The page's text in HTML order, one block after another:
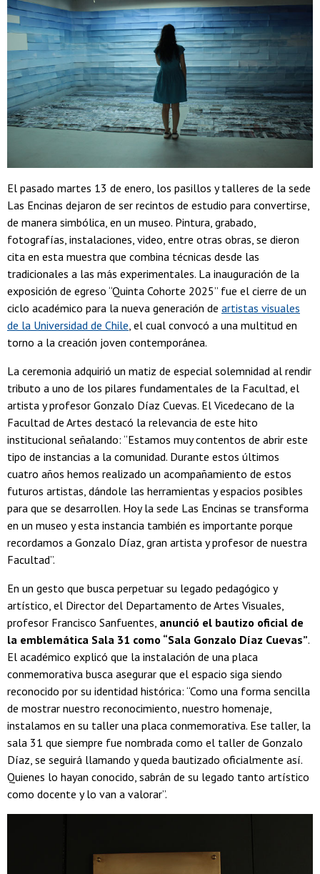
El pasado martes 13 de enero, los pasillos y talleres de la sede
Las Encinas dejaron de ser recintos de estudio para convertirse,
de manera simbólica, en un museo. Pintura, grabado,
fotografías, instalaciones, video, entre otras obras, se dieron
cita en esta muestra que combina técnicas desde las
tradicionales a las más experimentales. La inauguración de la
exposición de egreso “Quinta Cohorte 2025” fue el cierre de un
ciclo académico para la nueva generación de artistas visuales
de la Universidad de Chile, el cual convocó a una multitud en
torno a la creación joven contemporánea.
La ceremonia adquirió un matiz de especial solemnidad al rendir
tributo a uno de los pilares fundamentales de la Facultad, el
artista y profesor Gonzalo Díaz Cuevas. El Vicedecano de la
Facultad de Artes destacó la relevancia de este hito
institucional señalando: “Estamos muy contentos de abrir este
tipo de instancias a la comunidad. Durante estos últimos
cuatro años hemos realizado un acompañamiento de estos
futuros artistas, dándole las herramientas y espacios posibles
para que se desarrollen. Hoy la sede Las Encinas se transforma
en un museo y esta instancia también es importante porque
recordamos a Gonzalo Díaz, gran artista y profesor de nuestra
Facultad”.
En un gesto que busca perpetuar su legado pedagógico y
artístico, el Director del Departamento de Artes Visuales,
profesor Francisco Sanfuentes, anunció el bautizo oficial de
la emblemática Sala 31 como “Sala Gonzalo Díaz Cuevas”.
El académico explicó que la instalación de una placa
conmemorativa busca asegurar que el espacio siga siendo
reconocido por su identidad histórica: “Como una forma sencilla
de mostrar nuestro reconocimiento, nuestro homenaje,
instalamos en su taller una placa conmemorativa. Ese taller, la
sala 31 que siempre fue nombrada como el taller de Gonzalo
Díaz, se seguirá llamando y queda bautizado oficialmente así.
Quienes lo hayan conocido, sabrán de su legado tanto artístico
como docente y lo van a valorar”.